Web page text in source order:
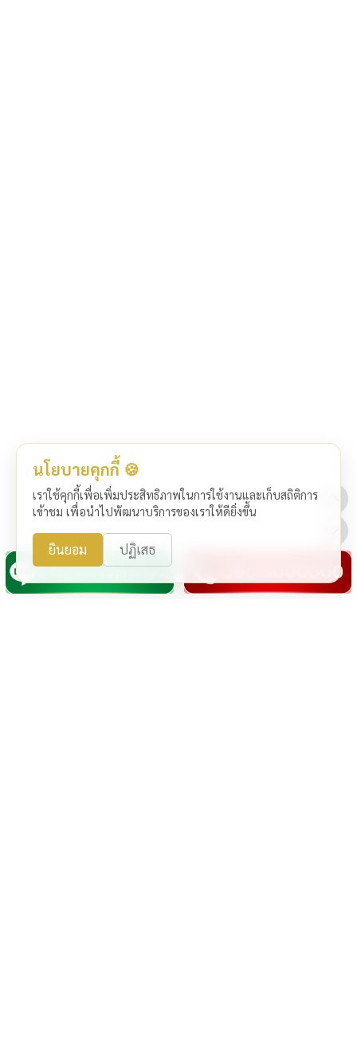
นโยบายคุกกี้ 🍪
เราใช้คุกกี้เพื่อเพิ่มประสิทธิภาพในการใช้งานและเก็บสถิติการ
เข้าชม เพื่อนำไปพัฒนาบริการของเราให้ดียิ่งขึ้น
ยินยอม ปฏิเสธ